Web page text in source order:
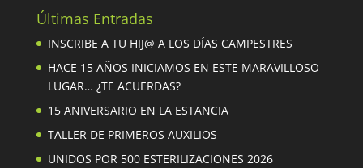
Últimas Entradas
INSCRIBE A TU HIJ@ A LOS DÍAS CAMPESTRES
HACE 15 AÑOS INICIAMOS EN ESTE MARAVILLOSO
LUGAR… ¿TE ACUERDAS?
15 ANIVERSARIO EN LA ESTANCIA
TALLER DE PRIMEROS AUXILIOS
UNIDOS POR 500 ESTERILIZACIONES 2026